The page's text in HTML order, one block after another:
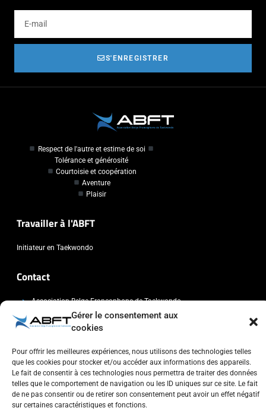
Gérer le consentement aux
cookies
Pour offrir les meilleures expériences, nous utilisons des technologies telles
que les cookies pour stocker et/ou accéder aux informations des appareils.
Le fait de consentir à ces technologies nous permettra de traiter des données
telles que le comportement de navigation ou les ID uniques sur ce site. Le fait
de ne pas consentir ou de retirer son consentement peut avoir un effet négatif
sur certaines caractéristiques et fonctions.
S'ENREGISTRER
Respect de l'autre et estime de soi
Tolérance et générosité
Courtoisie et coopération
Aventure
Plaisir
Travailler à l'ABFT
Initiateur en Taekwondo
Contact
Association Belge Francophone de Taekwondo
Chaussée de Wavre, 2057 - 1160 Auderghem
info@abft.be
+32 (0)2 347 34 77